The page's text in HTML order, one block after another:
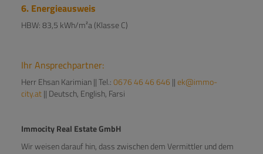
6. Energieausweis
HBW: 83,5 kWh/m²a (Klasse C)
Ihr Ansprechpartner:
Herr Ehsan Karimian || Tel.:0676 46 46 646 ||ek@immo-
city.at|| Deutsch, English, Farsi
Immocity Real Estate GmbH
Wir weisen darauf hin, dass zwischen dem Vermittler und dem